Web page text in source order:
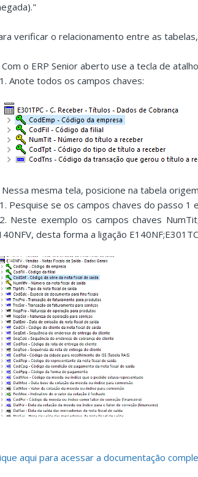
verificar o relacionamento entre as
Com o ERP Senior aberto use a tecla de
Anote todos os campos chaves:
Nessa mesma tela, posicione na tabela
Pesquise se os campos chaves do passo
Neste exemplo os campos chaves
desta forma a ligação
aqui para acessar a documentação